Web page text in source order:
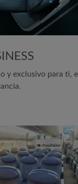
y exclusivo para ti,